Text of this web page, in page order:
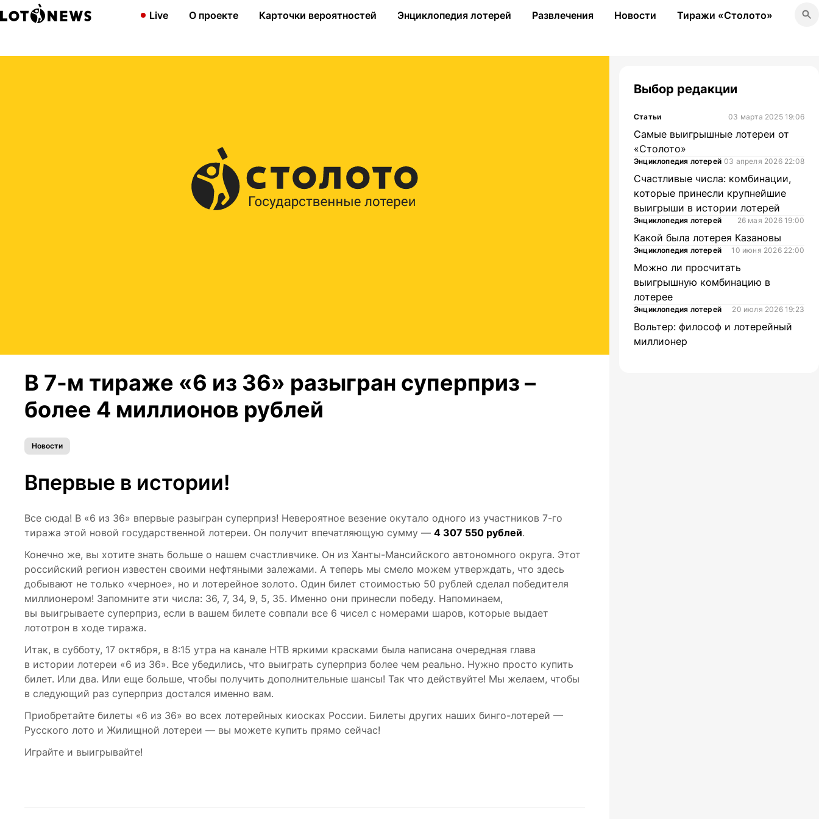
Live О проекте Карточки вероятностей Энциклопедия лотерей Развлечения Новости Тиражи «Столото»
В 7-м тираже «6 из 36» разыгран суперприз –
более 4 миллионов рублей
Новости
Впервые в истории!
Все сюда! В «6 из 36» впервые разыгран суперприз! Невероятное везение окутало одного из участников 7-го
тиража этой новой государственной лотереи. Он получит впечатляющую сумму — 4 307 550 рублей.
Конечно же, вы хотите знать больше о нашем счастливчике. Он из Ханты-Мансийского автономного округа. Этот
российский регион известен своими нефтяными залежами. А теперь мы смело можем утверждать, что здесь
добывают не только «черное», но и лотерейное золото. Один билет стоимостью 50 рублей сделал победителя
миллионером! Запомните эти числа: 36, 7, 34, 9, 5, 35. Именно они принесли победу. Напоминаем,
вы выигрываете суперприз, если в вашем билете совпали все 6 чисел с номерами шаров, которые выдает
лототрон в ходе тиража.
Итак, в субботу, 17 октября, в 8:15 утра на канале НТВ яркими красками была написана очередная глава
в истории лотереи «6 из 36». Все убедились, что выиграть суперприз более чем реально. Нужно просто купить
билет. Или два. Или еще больше, чтобы получить дополнительные шансы! Так что действуйте! Мы желаем, чтобы
в следующий раз суперприз достался именно вам.
Приобретайте билеты «6 из 36» во всех лотерейных киосках России. Билеты других наших бинго-лотерей —
Русского лото и Жилищной лотереи — вы можете купить прямо сейчас!
Играйте и выигрывайте!
Выбор редакции
Статьи 03 марта 2025 19:06
Самые выигрышные лотереи от
«Столото»
Энциклопедия лотерей 03 апреля 2026 22:08
Счастливые числа: комбинации,
которые принесли крупнейшие
выигрыши в истории лотерей
Энциклопедия лотерей 26 мая 2026 19:00
Какой была лотерея Казановы
Энциклопедия лотерей 10 июня 2026 22:00
Можно ли просчитать
выигрышную комбинацию в
лотерее
Энциклопедия лотерей 20 июля 2026 19:23
Вольтер: философ и лотерейный
миллионер